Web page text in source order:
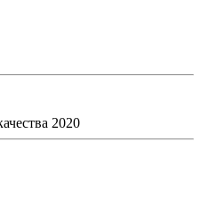
2020